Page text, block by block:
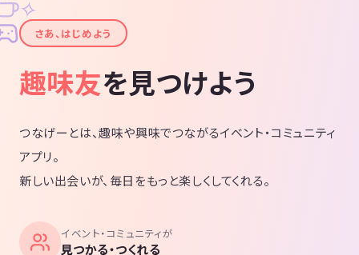
✦
✧
さあ、はじめよう
趣味友を見つけよう
つなげーとは、趣味や興味でつながるイベント・コミュニティ
アプリ。
新しい出会いが、毎日をもっと楽しくしてくれる。
イベント・コミュニティが
見つかる・つくれる